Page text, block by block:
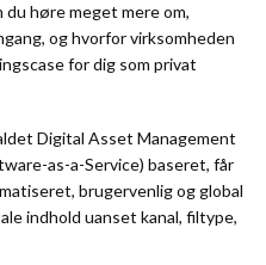
høre meget mere om,
og hvorfor virksomheden
for dig som privat
Digital Asset Management
as-a-Service) baseret, får
brugervenlig og global
indhold uanset kanal, filtype,